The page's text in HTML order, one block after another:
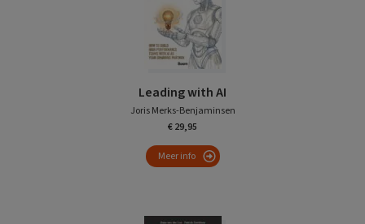
Leading with AI
Joris Merks-Benjaminsen
€ 29,95
Meer info